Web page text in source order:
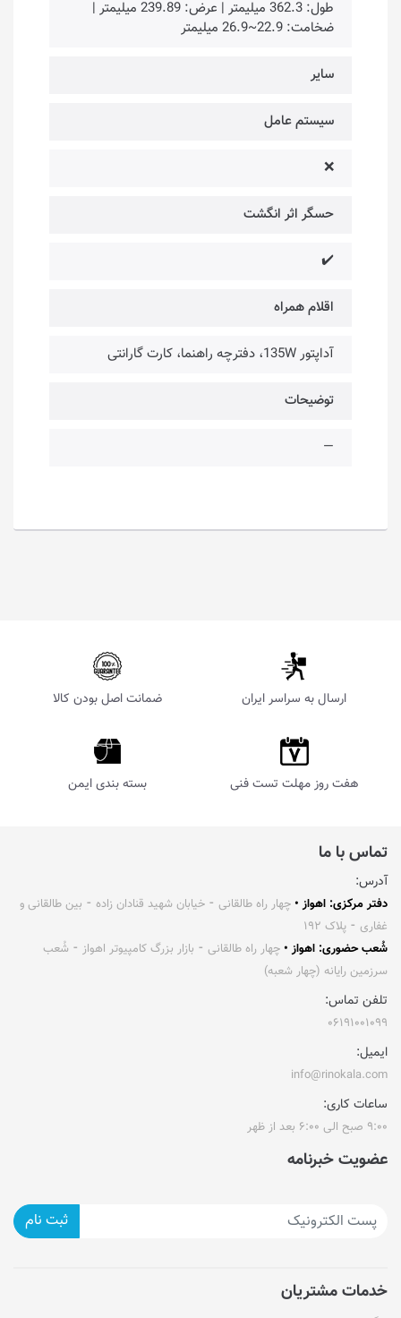
طول: 362.3 میلیمتر | عرض: 239.89 میلیمتر |
ضخامت: 22.9~26.9 میلیمتر
سایر
سیستم عامل
❌
حسگر اثر انگشت
✔️
اقلام همراه
آداپتور 135W، دفترچه راهنما، کارت گارانتی
توضیحات
—
ارسال به سراسر ایران ضمانت اصل بودن کالا
هفت روز مهلت تست فنی بسته بندی ایمن
تماس با ما
آدرس:
دفتر مرکزی: اهواز • چهار راه طالقانی ⁃ خیابان شهید قنادان زاده ⁃ بین طالقانی و
غفاری ⁃ پلاک ۱۹۲
شُعب حضوری: اهواز • چهار راه طالقانی ⁃ بازار بزرگ کامپیوتر اهواز ⁃ شُعب
سرزمین رایانه (چهار شعبه)
تلفن تماس:
۰۶۱۹۱۰۰۱۰۹۹
ایمیل:
info@rinokala.com
ساعات کاری:
۹:۰۰ صبح الی ۶:۰۰ بعد از ظهر
عضویت خبرنامه
ثبت نام
خدمات مشتریان